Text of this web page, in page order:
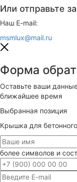
Или отправьте
Наш E-mail:
msmlux@mail.ru
Форма
Оставьте ваши
ближайшее время
Выбранная позиция
Крышка для
более символов и